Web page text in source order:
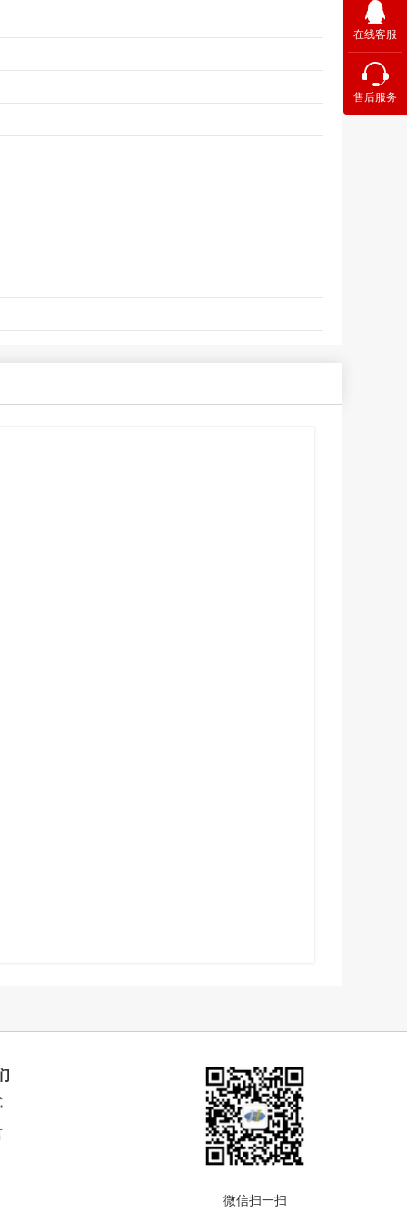
微信扫一扫
在线客服
售后服务